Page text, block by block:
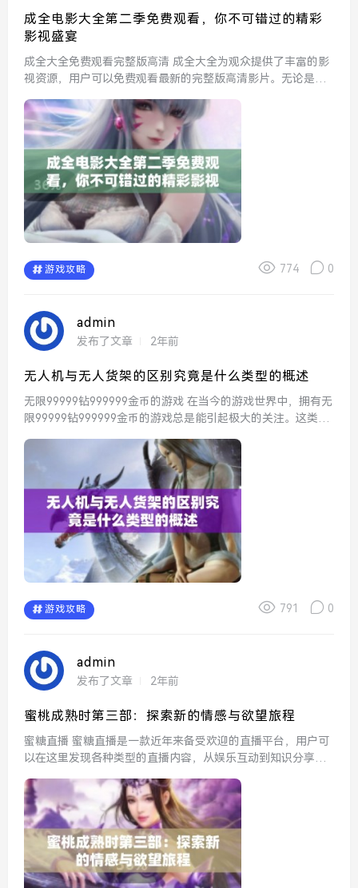
成全电影大全第二季免费观看，你不可错过的精彩
影视盛宴
成全大全免费观看完整版高清 成全大全为观众提供了丰富的影
视资源，用户可以免费观看最新的完整版高清影片。无论是经
致，确保每个用户都能享受到高品质的影视体验。...
游戏攻略 774 0
admin
发布了文章 2年前
无人机与无人货架的区别究竟是什么类型的概述
无限99999钻999999金币的游戏 在当今的游戏世界中，拥有无
限99999钻999999金币的游戏总是能引起极大的关注。这类游
快的游戏体验。玩家们喜欢这样的...
游戏攻略 791 0
admin
发布了文章 2年前
蜜桃成熟时第三部：探索新的情感与欲望旅程
蜜糖直播 蜜糖直播是一款近年来备受欢迎的直播平台，用户可
以在这里发现各种类型的直播内容，从娱乐互动到知识分享，
验，成为了许多年轻人的社交新选择。 蜜丝...